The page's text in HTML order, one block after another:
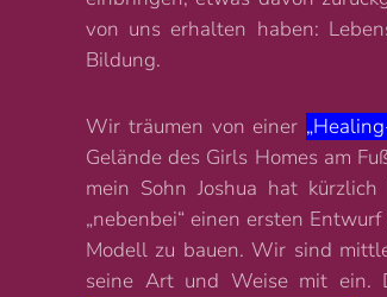
von uns erhalten haben:
Bildung.
Wir träumen von einer
Gelände des Girls Homes am
mein Sohn Joshua hat
„nebenbei“ einen ersten
Modell zu bauen. Wir sind
seine Art und Weise mit ein.